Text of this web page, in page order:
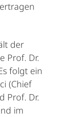
der
Prof. Dr.
folgt ein
(Chief
Prof. Dr.
im